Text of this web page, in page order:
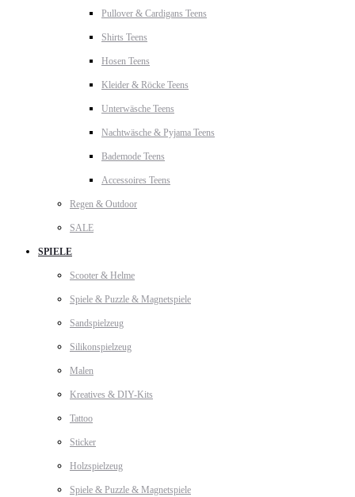
Pullover & Cardigans Teens
Shirts Teens
Hosen Teens
Kleider & Röcke Teens
Unterwäsche Teens
Nachtwäsche & Pyjama Teens
Bademode Teens
Accessoires Teens
Regen & Outdoor
SALE
SPIELE
Scooter & Helme
Spiele & Puzzle & Magnetspiele
Sandspielzeug
Silikonspielzeug
Malen
Kreatives & DIY-Kits
Tattoo
Sticker
Holzspielzeug
Spiele & Puzzle & Magnetspiele